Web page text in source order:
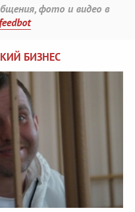
фото и видео в
БИЗНЕС